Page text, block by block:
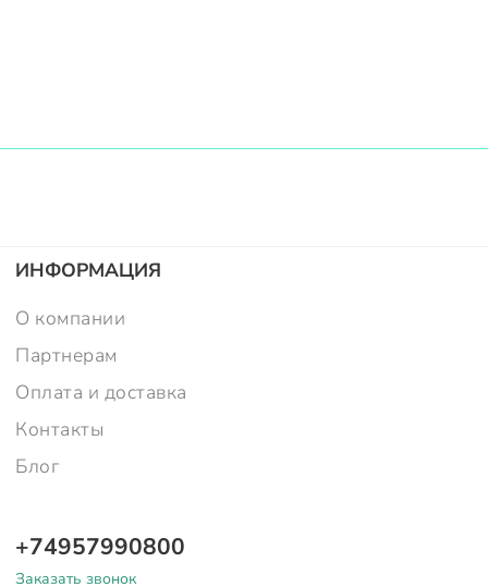
ИНФОРМАЦИЯ
О компании
Партнерам
Оплата и доставка
Контакты
Блог
+74957990800
Заказать звонок